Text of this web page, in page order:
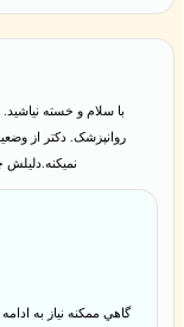
روانپزشک. دکتر از
گاهي ممكنه نياز به